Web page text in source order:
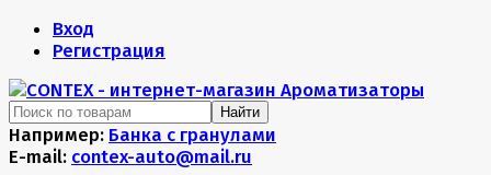
Вход
Регистрация
Найти
Например: Банка с гранулами
E-mail: contex-auto@mail.ru